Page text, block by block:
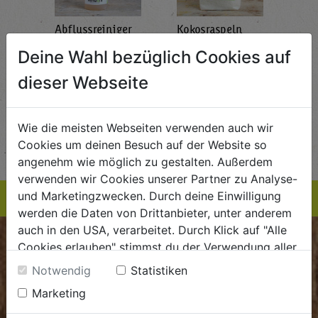
Abflussreiniger
AlmaWin
€ 5,99
AUF DIE
EINKAUFSLISTE
Kokosraspeln
Rapunzel Naturkost
AUF DIE
EINKAUFSLISTE
BIOKISTE
Deine Wahl bezüglich Cookies auf
dieser Webseite
Wie die meisten Webseiten verwenden auch wir
Cookies um deinen Besuch auf der Website so
angenehm wie möglich zu gestalten. Außerdem
verwenden wir Cookies unserer Partner zu Analyse-
und Marketingzwecken. Durch deine Einwilligung
werden die Daten von Drittanbieter, unter anderem
auch in den USA, verarbeitet. Durch Klick auf "Alle
Cookies erlauben" stimmst du der Verwendung aller
Cookies zu. Unter "Details anzeigen" findest du alle
Infos zu den unterschiedlichen Cookies, du kannst
auch entscheiden, welche Cookies du erlauben
möchtest.
Notwendig
Statistiken
Marketing